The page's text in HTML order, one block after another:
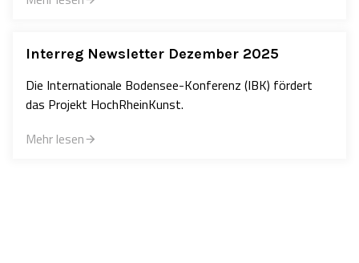
Interreg Newsletter Dezember 2025
Die Internationale Bodensee-Konferenz (IBK) fördert
das Projekt HochRheinKunst.
Mehr lesen